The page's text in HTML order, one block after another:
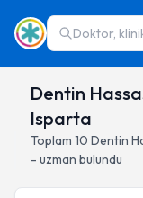
Doktor,
Dentin
Isparta
Toplam 10 Dentin
- uzman bulundu